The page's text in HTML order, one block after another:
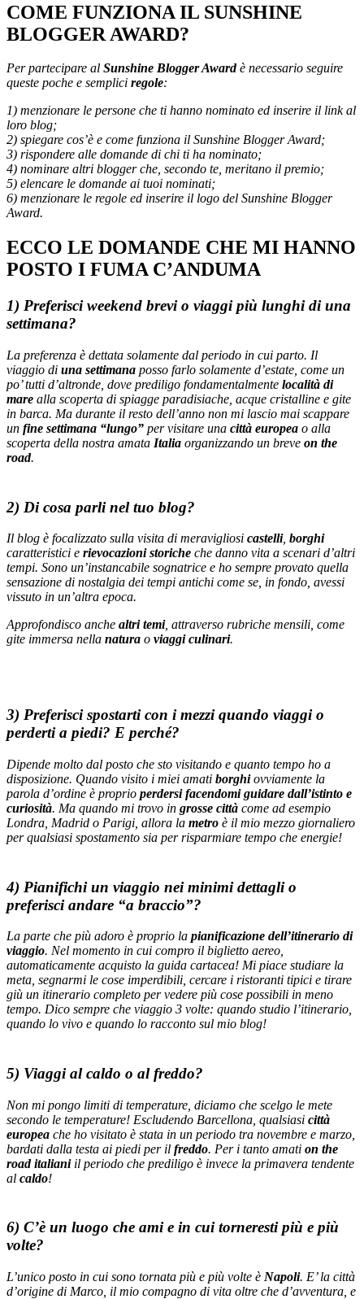
COME FUNZIONA IL SUNSHINE
BLOGGER AWARD?
Per partecipare al Sunshine Blogger Awardè necessario seguire
queste poche e semplici regole:
1) menzionare le persone che ti hanno nominato ed inserire il link al
loro blog;
2) spiegare cos’è e come funziona il Sunshine Blogger Award;
3) rispondere alle domande di chi ti ha nominato;
4) nominare altri blogger che, secondo te, meritano il premio;
5) elencare le domande ai tuoi nominati;
6) menzionare le regole ed inserire il logo del Sunshine Blogger
Award.
ECCO LE DOMANDE CHE MI HANNO
POSTO I FUMA C’ANDUMA
1) Preferisci weekend brevi o viaggi più lunghi di una
settimana?
La preferenza è dettata solamente dal periodo in cui parto. Il
viaggio di una settimana posso farlo solamente d’estate, come un
po’ tutti d’altronde, dove prediligo fondamentalmente località di
mare alla scoperta di spiagge paradisiache, acque cristalline e gite
in barca. Ma durante il resto dell’anno non mi lascio mai scappare
un fine settimana “lungo” per visitare una città europea o alla
scoperta della nostra amata Italia organizzando un breve on the
road.
2) Di cosa parli nel tuo blog?
Il blog è focalizzato sulla visita di meravigliosi castelli, borghi
caratteristici e rievocazioni storiche che danno vita a scenari d’altri
tempi. Sono un’instancabile sognatrice e ho sempre provato quella
sensazione di nostalgia dei tempi antichi come se, in fondo, avessi
vissuto in un’altra epoca.
Approfondisco anche altri temi, attraverso rubriche mensili, come
gite immersa nella natura o viaggi culinari.
3) Preferisci spostarti con i mezzi quando viaggi o
perderti a piedi? E perché?
Dipende molto dal posto che sto visitando e quanto tempo ho a
disposizione. Quando visito i miei amati borghiovviamente la
parola d’ordine è proprio perdersi facendomi guidare dall’istinto e
curiosità. Ma quando mi trovo in grosse città come ad esempio
Londra, Madrid o Parigi, allora la metro è il mio mezzo giornaliero
per qualsiasi spostamento sia per risparmiare tempo che energie!
4) Pianifichi un viaggio nei minimi dettagli o
preferisci andare “a braccio”?
La parte che più adoro è proprio la pianificazione dell’itinerario di
viaggio. Nel momento in cui compro il biglietto aereo,
automaticamente acquisto la guida cartacea! Mi piace studiare la
meta, segnarmi le cose imperdibili, cercare i ristoranti tipici e tirare
giù un itinerario completo per vedere più cose possibili in meno
tempo. Dico sempre che viaggio 3 volte: quando studio l’itinerario,
quando lo vivo e quando lo racconto sul mio blog!
5) Viaggi al caldo o al freddo?
Non mi pongo limiti di temperature, diciamo che scelgo le mete
secondo le temperature! Escludendo Barcellona, qualsiasi città
europea che ho visitato è stata in un periodo tra novembre e marzo,
bardati dalla testa ai piedi per il freddo. Per i tanto amati on the
road italianiil periodo che prediligo è invece la primavera tendente
al caldo!
6) C’è un luogo che ami e in cui torneresti più e più
volte?
L’unico posto in cui sono tornata più e più volte è Napoli. E’ la città
d’origine di Marco, il mio compagno di vita oltre che d’avventura, e